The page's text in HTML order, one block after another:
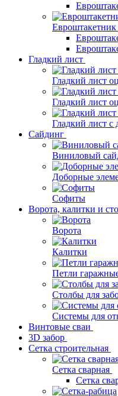
Гладкий лист
Гладкий лист
Гладкий лист
Гладкий лист
Сайдинг
Виниловый
Доборные
Софиты
Ворота, калитки и
Ворота
Калитки
Петли
Столбы для
Системы для
Винтовые сваи
3D забор
Сетка строительная
Сетка сварная
Сетка